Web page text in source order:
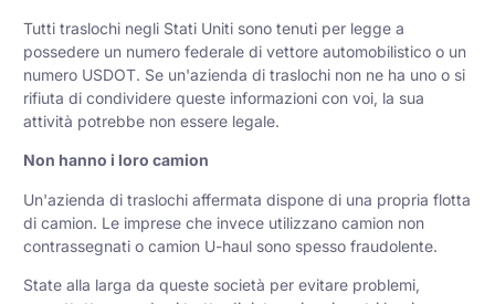
Tutti traslochi negli Stati Uniti sono tenuti per legge a
possedere un numero federale di vettore automobilistico o un
numero USDOT. Se un'azienda di traslochi non ne ha uno o si
rifiuta di condividere queste informazioni con voi, la sua
attività potrebbe non essere legale.
Non hanno i loro camion
Un'azienda di traslochi affermata dispone di una propria flotta
di camion. Le imprese che invece utilizzano camion non
contrassegnati o camion U-haul sono spesso fraudolente.
State alla larga da queste società per evitare problemi,